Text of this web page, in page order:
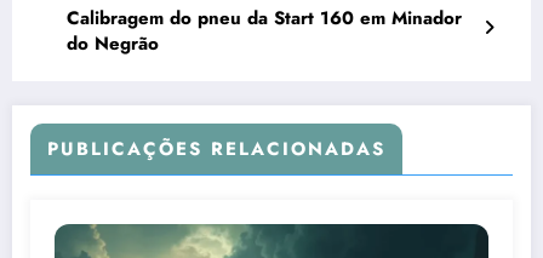
Calibragem do pneu da Start 160 em Minador
do Negrão
PUBLICAÇÕES RELACIONADAS